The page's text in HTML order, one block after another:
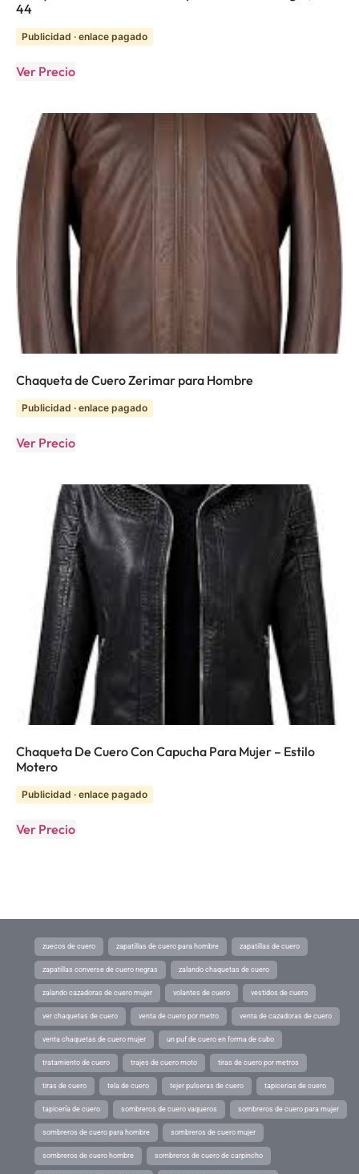
44
Publicidad · enlace pagado
Ver Precio
Chaqueta de Cuero Zerimar para Hombre
Publicidad · enlace pagado
Ver Precio
Chaqueta De Cuero Con Capucha Para Mujer – Estilo
Motero
Publicidad · enlace pagado
Ver Precio
zuecos de cuero zapatillas de cuero para hombre zapatillas de cuero
zapatillas converse de cuero negras zalando chaquetas de cuero
zalando cazadoras de cuero mujer volantes de cuero vestidos de cuero
ver chaquetas de cuero venta de cuero por metro venta de cazadoras de cuero
venta chaquetas de cuero mujer un puf de cuero en forma de cubo
tratamiento de cuero trajes de cuero moto tiras de cuero por metros
tiras de cuero tela de cuero tejer pulseras de cuero tapicerias de cuero
tapicería de cuero sombreros de cuero vaqueros sombreros de cuero para mujer
sombreros de cuero para hombre sombreros de cuero mujer
sombreros de cuero hombre sombreros de cuero de carpincho